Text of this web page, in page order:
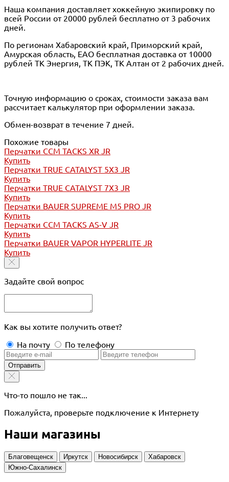
Наша компания доставляет хоккейную экипировку по
всей России от 20000 рублей бесплатно от 3 рабочих
дней.
По регионам Хабаровский край, Приморский край,
Амурская область, ЕАО бесплатная доставка от 10000
рублей ТК Энергия, ТК ПЭК, ТК Алтан от 2 рабочих дней.
Точную информацию о сроках, стоимости заказа вам
рассчитает калькулятор при оформлении заказа.
Обмен-возврат в течение 7 дней.
Похожие товары
Перчатки CCM TACKS XR JR
Купить
Перчатки TRUE CATALYST 5X3 JR
Купить
Перчатки TRUE CATALYST 7X3 JR
Купить
Перчатки BAUER SUPREME M5 PRO JR
Купить
Перчатки CCM TACKS AS-V JR
Купить
Перчатки BAUER VAPOR HYPERLITE JR
Купить
Задайте свой вопрос
Как вы хотите получить ответ?
На почту
По телефону
Отправить
Что-то пошло не так...
Пожалуйста, проверьте подключение к Интернету
Наши магазины
Благовещенск Иркутск Новосибирск
Хабаровск
Южно-Сахалинск